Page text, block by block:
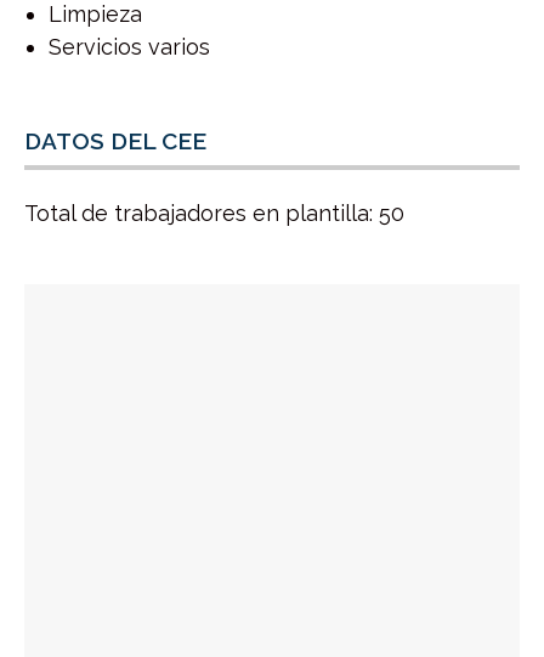
Limpieza
Servicios varios
DATOS DEL CEE
Total de trabajadores en plantilla: 50